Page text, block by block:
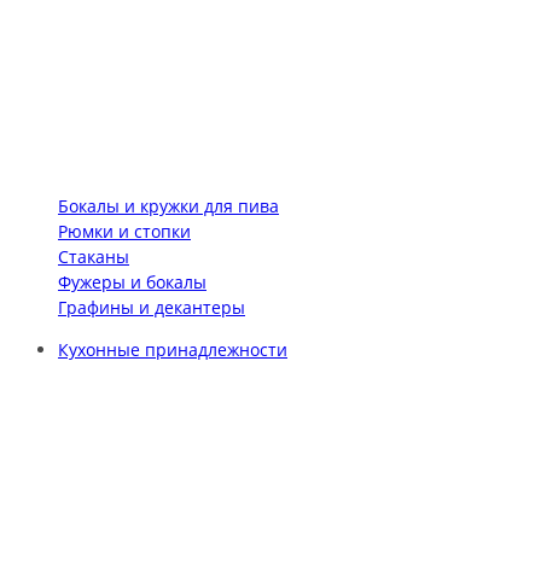
Бокалы и кружки для пива
Рюмки и стопки
Стаканы
Фужеры и бокалы
Графины и декантеры
Кухонные принадлежности